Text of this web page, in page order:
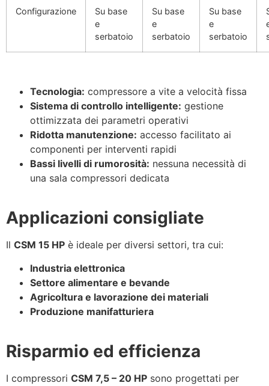
Configurazione
Su base
e
serbatoio
Su base
e
serbatoio
Su base
e
serbatoio
Tecnologia: compressore a vite a velocità fissa
Sistema di controllo intelligente: gestione
ottimizzata dei parametri operativi
Ridotta manutenzione: accesso facilitato ai
componenti per interventi rapidi
Bassi livelli di rumorosità: nessuna necessità di
una sala compressori dedicata
Applicazioni consigliate
Il CSM 15 HP è ideale per diversi settori, tra cui:
Industria elettronica
Settore alimentare e bevande
Agricoltura e lavorazione dei materiali
Produzione manifatturiera
Risparmio ed efficienza
I compressori CSM 7,5 – 20 HP sono progettati per